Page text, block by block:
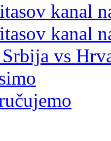
kanal
kanal
vs